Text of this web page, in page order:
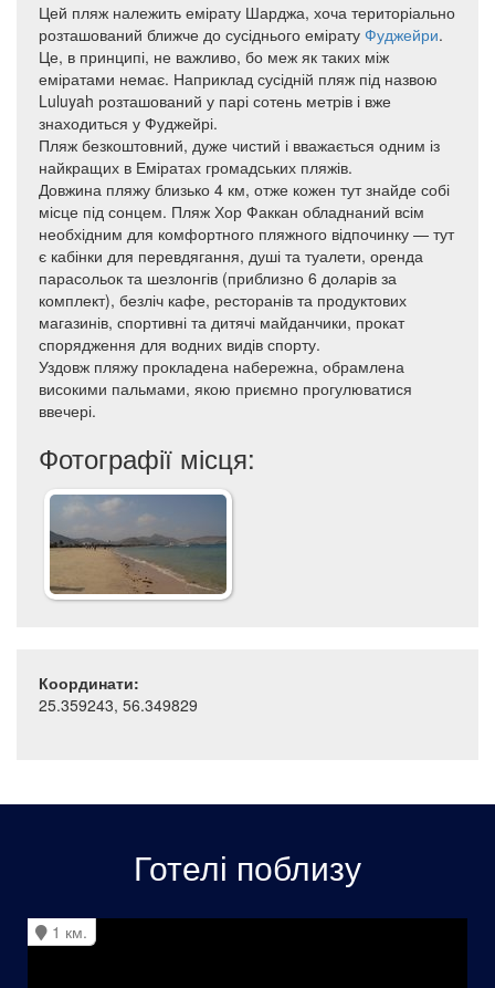
Цей пляж належить емірату Шарджа, хоча територіально
розташований ближче до сусіднього емірату Фуджейри.
Це, в принципі, не важливо, бо меж як таких між
еміратами немає. Наприклад сусідній пляж під назвою
Luluyah розташований у парі сотень метрів і вже
знаходиться у Фуджейрі.
Пляж безкоштовний, дуже чистий і вважається одним із
найкращих в Еміратах громадських пляжів.
Довжина пляжу близько 4 км, отже кожен тут знайде собі
місце під сонцем. Пляж Хор Факкан обладнаний всім
необхідним для комфортного пляжного відпочинку — тут
є кабінки для перевдягання, душі та туалети, оренда
парасольок та шезлонгів (приблизно 6 доларів за
комплект), безліч кафе, ресторанів та продуктових
магазинів, спортивні та дитячі майданчики, прокат
спорядження для водних видів спорту.
Уздовж пляжу прокладена набережна, обрамлена
високими пальмами, якою приємно прогулюватися
ввечері.
Фотографії місця:
Координати:
25.359243, 56.349829
Готелі поблизу
1 км.